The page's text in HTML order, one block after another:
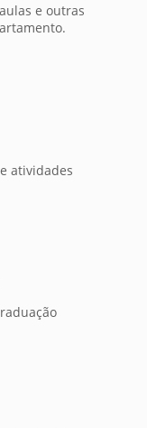
e outras
atividades